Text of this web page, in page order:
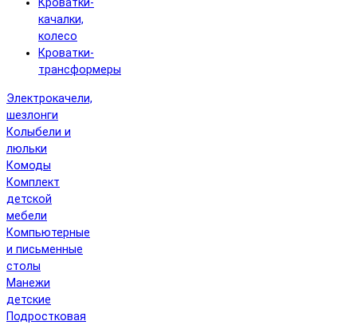
Кроватки-
качалки,
колесо
Кроватки-
трансформеры
Электрокачели,
шезлонги
Колыбели и
люльки
Комоды
Комплект
детской
мебели
Компьютерные
и письменные
столы
Манежи
детские
Подростковая